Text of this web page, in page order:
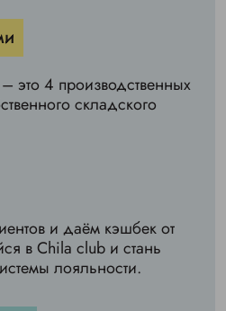
это 4 производственных
складского
и даём кэшбек от
в Chila club и стань
лояльности.